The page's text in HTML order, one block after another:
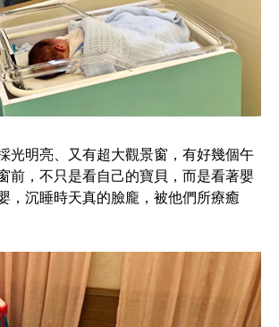
光明亮、又有超大觀景窗，有好幾個午
前，不只是看自己的寶貝，而是看著嬰
，沉睡時天真的臉龐，被他們所療癒